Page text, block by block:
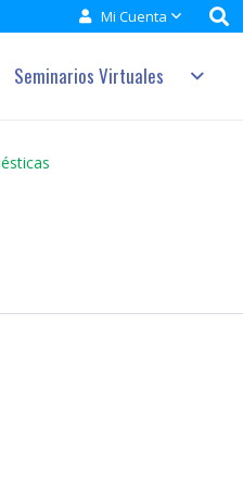
Mi Cuenta
Seminarios Virtuales